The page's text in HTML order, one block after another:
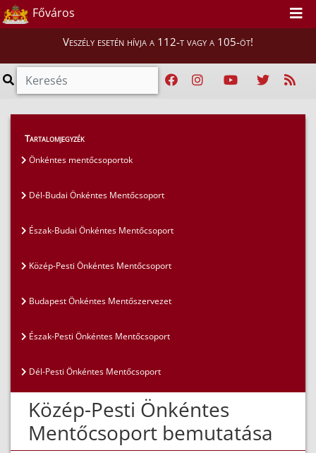
Főváros
Veszély esetén hívja a 112-t vagy a 105-öt!
Magunkról
Közép-Pesti Önkéntes Mentőcsoport
Tartalomjegyzék
Önkéntes mentőcsoportok
Dél-Budai Önkéntes Mentőcsoport
Észak-Budai Önkéntes Mentőcsoport
Közép-Pesti Önkéntes Mentőcsoport
Budapest Önkéntes Mentőszervezet
Észak-Pesti Önkéntes Mentőcsoport
Dél-Pesti Önkéntes Mentőcsoport
Közép-Pesti Önkéntes
Mentőcsoport bemutatása